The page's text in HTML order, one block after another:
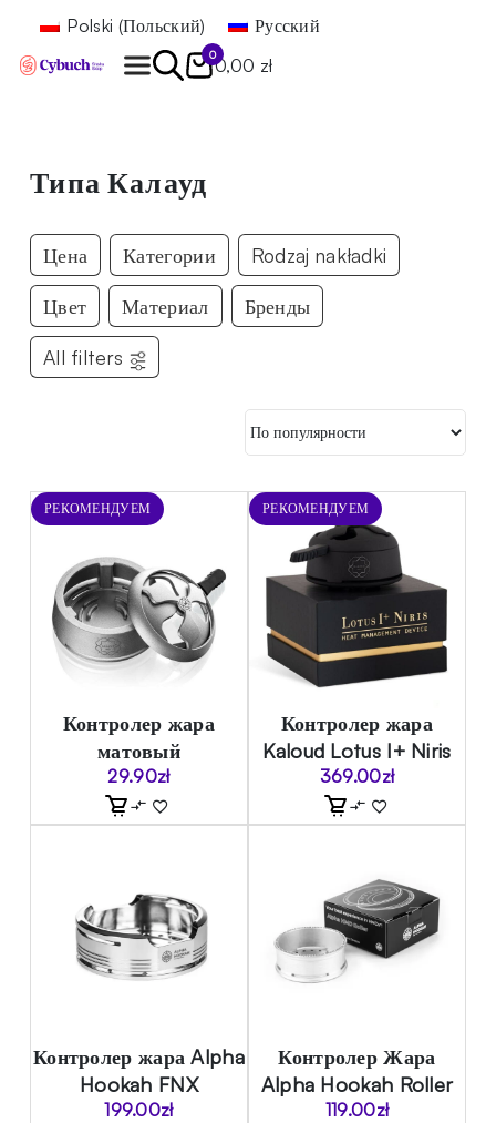
Polski (Польский) Русский
0
0,00 zł
Типа Калауд
Цена Категории Rodzaj nakładki
Цвет Материал Бренды
All filters
РЕКОМЕНДУЕМ
Контролер жара
матовый
29.90zł
РЕКОМЕНДУЕМ
Контролер жара
Kaloud Lotus I+ Niris
369.00zł
Контролер жара Alpha
Hookah FNX
199.00zł
Контролер Жара
Alpha Hookah Roller
119.00zł